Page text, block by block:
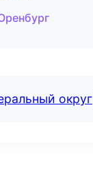
округ